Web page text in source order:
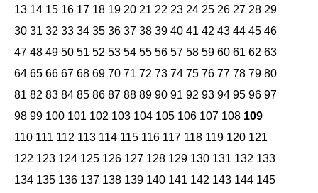
13 14 15 16 17 18 19 20 21 22 23 24 25 26 27 28 29
30 31 32 33 34 35 36 37 38 39 40 41 42 43 44 45 46
47 48 49 50 51 52 53 54 55 56 57 58 59 60 61 62 63
64 65 66 67 68 69 70 71 72 73 74 75 76 77 78 79 80
81 82 83 84 85 86 87 88 89 90 91 92 93 94 95 96 97
98 99 100 101 102 103 104 105 106 107 108 109
110 111 112 113 114 115 116 117 118 119 120 121
122 123 124 125 126 127 128 129 130 131 132 133
134 135 136 137 138 139 140 141 142 143 144 145